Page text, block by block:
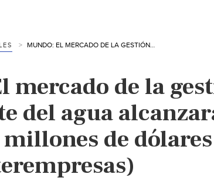
MUNDO: EL MERCADO DE LA GESTIÓN INTELIGENTE DEL AGUA ALCANZARÁ LOS 3.490 MILLONES DE DÓLARES EN 2024 (INTEREMPRESAS)
mercado de la
del agua
de